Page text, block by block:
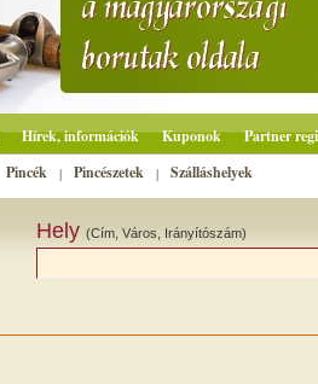
Hírek, információk Kuponok Partner
Pincék | Pincészetek | Szálláshelyek
Hely(Cím, Város, Irányítószám)